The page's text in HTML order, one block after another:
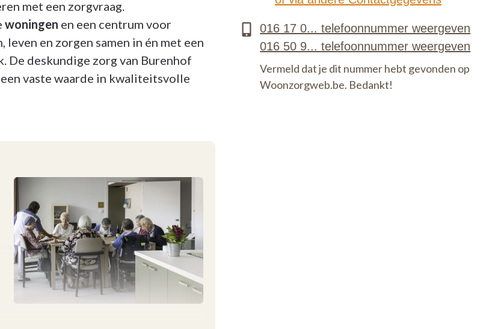
met een zorgvraag.
woningen en een centrum voor
en zorgen samen in én met een
De deskundige zorg van Burenhof
vaste waarde in kwaliteitsvolle
Vermeld dat je dit nummer hebt gevonden op
Woonzorgweb.be. Bedankt!